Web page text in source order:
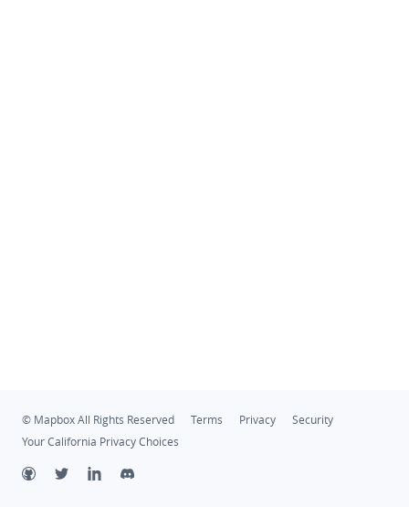
© Mapbox All Rights Reserved Terms Privacy
Security
Your California Privacy Choices